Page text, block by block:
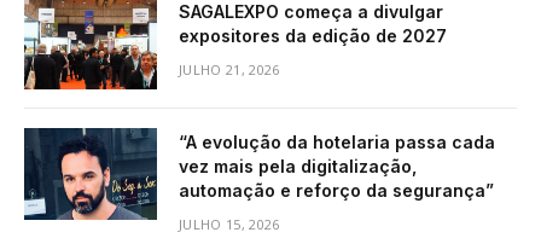
SAGALEXPO começa a divulgar
expositores da edição de 2027
JULHO 21, 2026
“A evolução da hotelaria passa cada
vez mais pela digitalização,
automação e reforço da segurança”
JULHO 15, 2026